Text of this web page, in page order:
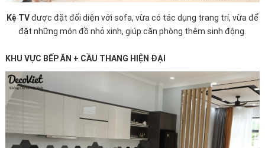
Kệ TVđược đặt đối diện với sofa, vừa có tác dụng trang trí, vừa để
đặt những món đồ nhỏ xinh, giúp căn phòng thêm sinh động.
KHU VỰC BẾP ĂN + CẦU THANG HIỆN ĐẠI